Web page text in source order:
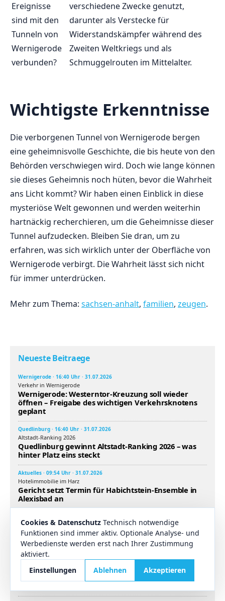
Cookies & Datenschutz Technisch notwendige
Funktionen sind immer aktiv. Optionale Analyse- und
Werbedienste werden erst nach Ihrer Zustimmung
aktiviert.
Einstellungen
Ablehnen Akzeptieren
Ereignisse
sind mit⁢ den
Tunneln von
Wernigerode
verbunden?
verschiedene Zwecke ‌genutzt,
darunter als ⁢Verstecke für‌
Widerstandskämpfer⁢ während des
Zweiten ⁣Weltkriegs ‍und als
Schmuggelrouten im⁤ Mittelalter.
Wichtigste Erkenntnisse
Die verborgenen Tunnel von ⁤Wernigerode⁢ bergen
eine geheimnisvolle Geschichte, ​die⁣ bis‌ heute von den
Behörden verschwiegen​ wird. Doch wie lange ‍können
sie dieses‍ Geheimnis⁤ noch⁢ hüten, bevor ​die ‍Wahrheit
ans⁤ Licht kommt?⁢ Wir haben einen Einblick in​ diese
mysteriöse Welt gewonnen und ​werden weiterhin
hartnäckig⁤ recherchieren, um die Geheimnisse dieser
Tunnel ‍aufzudecken. Bleiben ⁢Sie dran, um zu
erfahren, was ⁢sich⁣ wirklich unter der Oberfläche von
Wernigerode‍ verbirgt. Die Wahrheit​ lässt sich ⁣nicht
für immer unterdrücken.
Mehr zum Thema: sachsen-anhalt, familien, zeugen.
Neueste Beitraege
Wernigerode · 16:40 Uhr · 31.07.2026
Verkehr in Wernigerode
Wernigerode: Westerntor-Kreuzung soll wieder
öffnen – Freigabe des wichtigen Verkehrsknotens
geplant
Quedlinburg · 16:40 Uhr · 31.07.2026
Altstadt-Ranking 2026
Quedlinburg gewinnt Altstadt-Ranking 2026 – was
hinter Platz eins steckt
Aktuelles · 09:54 Uhr · 31.07.2026
Hotelimmobilie im Harz
Gericht setzt Termin für Habichtstein-Ensemble in
Alexisbad an
Wasserqualität im Harz
Brunnenwasser im Harz: Proben zeigen teils
erhöhte Nitratwerte und Keime
Wernigerode · 14:37 Uhr · 30.07.2026
Baustelle in Wernigerode
Veckenstedter Weg bleibt länger eingeschränkt –